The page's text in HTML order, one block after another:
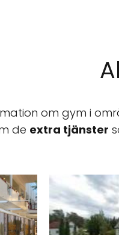
om gym i
de extra tjänster